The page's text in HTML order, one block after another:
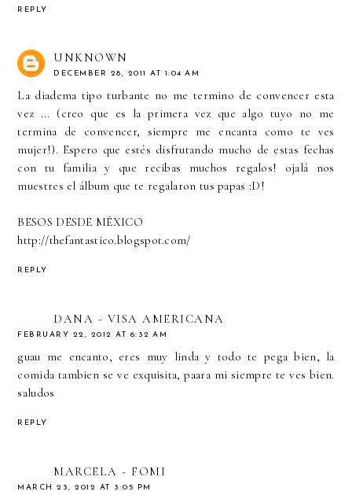
REPLY
UNKNOWN
DECEMBER 28, 2011 AT 1:04 AM
La diadema tipo turbante no me termino de convencer esta
vez ... (creo que es la primera vez que algo tuyo no me
termina de convencer, siempre me encanta como te ves
mujer!). Espero que estés disfrutando mucho de estas fechas
con tu familia y que recibas muchos regalos! ojalá nos
muestres el álbum que te regalaron tus papas :D!
BESOS DESDE MÉXICO
http://thefantastico.blogspot.com/
REPLY
DANA - VISA AMERICANA
FEBRUARY 22, 2012 AT 6:32 AM
guau me encanto, eres muy linda y todo te pega bien, la
comida tambien se ve exquisita, paara mi siempre te ves bien.
saludos
REPLY
MARCELA - FOMI
MARCH 23, 2012 AT 3:05 PM